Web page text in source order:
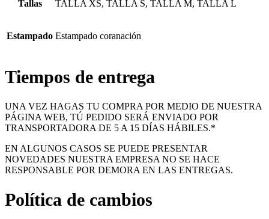
Tallas TALLA XS, TALLA S, TALLA M, TALLA L
Estampado Estampado coranación
Tiempos de entrega
UNA VEZ HAGAS TU COMPRA POR MEDIO DE NUESTRA
PÁGINA WEB, TÚ PEDIDO SERÁ ENVIADO POR
TRANSPORTADORA DE 5 A 15 DÍAS HÁBILES.*
EN ALGUNOS CASOS SE PUEDE PRESENTAR
NOVEDADES NUESTRA EMPRESA NO SE HACE
RESPONSABLE POR DEMORA EN LAS ENTREGAS.
Política de cambios